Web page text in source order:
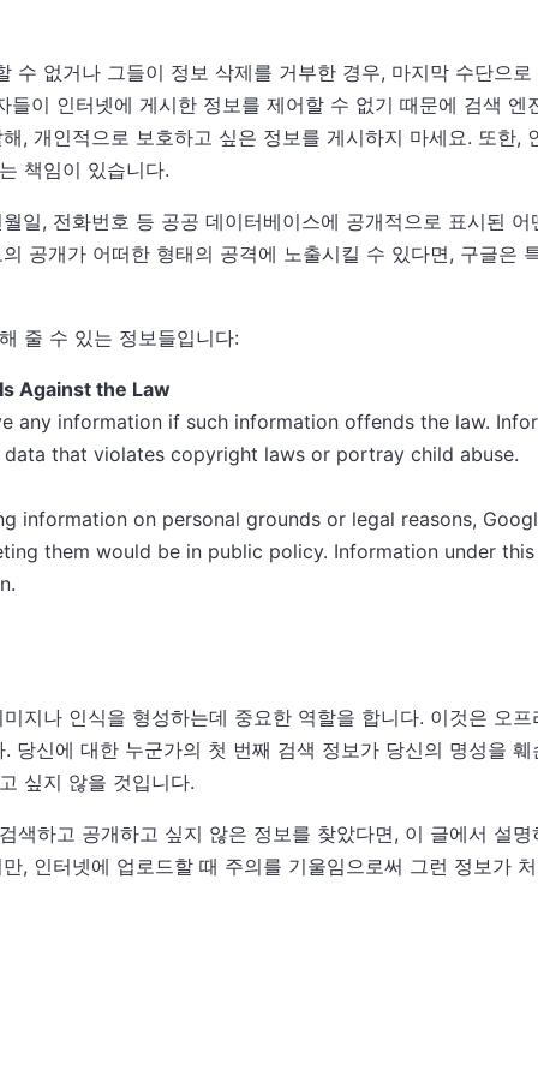
수 없거나 그들이 정보 삭제를 거부한 경우, 마지막 수단으
들이 인터넷에 게시한 정보를 제어할 수 없기 때문에 검색 엔
, 개인적으로 보호하고 싶은 정보를 게시하지 마세요. 또한,
책임이 있습니다.
일, 전화번호 등 공공 데이터베이스에 공개적으로 표시된
공개가 어떠한 형태의 공격에 노출시킬 수 있다면, 구글은
줄 수 있는 정보들입니다:
Against the Law
any information if such information offends the law.
that violates copyright laws or portray child abuse.
information on personal grounds or legal reasons,
them would be in public policy. Information under
지나 인식을 형성하는데 중요한 역할을 합니다. 이것은 오
당신에 대한 누군가의 첫 번째 검색 정보가 당신의 명성을
싶지 않을 것입니다.
색하고 공개하고 싶지 않은 정보를 찾았다면, 이 글에서 설
, 인터넷에 업로드할 때 주의를 기울임으로써 그런 정보가